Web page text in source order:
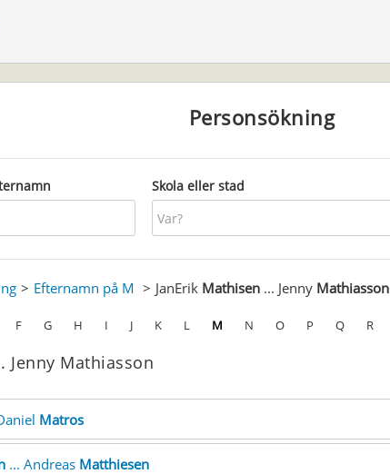
Personsökning
Skola eller stad
Efternamn på M JanErik Mathisen... Jenny Mathiasson
F G H I J K L M N O P Q R
Jenny Mathiasson
Matros
... Andreas Matthiesen